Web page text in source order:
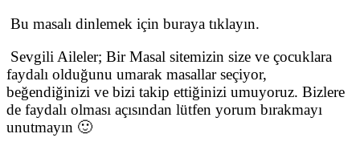
Bu masalı dinlemek için buraya tıklayın.
Sevgili Aileler; Bir Masal sitemizin size ve çocuklara
faydalı olduğunu umarak masallar seçiyor,
beğendiğinizi ve bizi takip ettiğinizi umuyoruz. Bizlere
de faydalı olması açısından lütfen yorum bırakmayı
unutmayın 🙂